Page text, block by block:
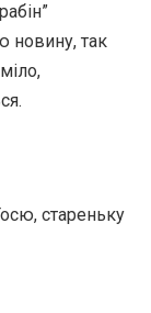
новину, так
стареньку